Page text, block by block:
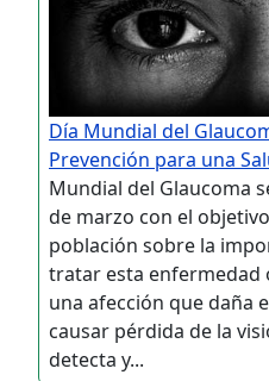
Día Mundial del
Prevención para una
Mundial del Glaucoma
de marzo con el
población sobre la
tratar esta enfermedad
una afección que daña
causar pérdida de la
detecta y...